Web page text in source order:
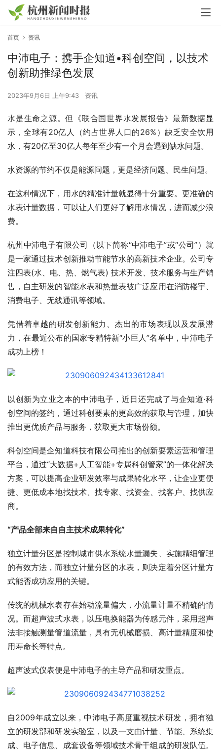
首页 资讯
中沛电子：携手企知道•科创空间，以技术
创新助推绿色发展
2023年9月6日 上午9:43 资讯
水是生命之源。但《联合国世界水发展报告》最新数据显
示，全球有20亿人（约占世界人口的26%）缺乏安全饮用
水，有20亿至30亿人每年至少有一个月会遇到缺水问题。
水资源的节约不仅是能源问题，更是经济问题、民生问题。
在这种情况下，用水的精准计量就显得十分重要。更准确的
水表计量数据，可以让人们更好了解用水情况，进而减少浪
费。
杭州中沛电子有限公司（以下简称“中沛电子”或“公司”）就
是一家通过技术创新推动节能节水的高新技术企业。公司专
注四表(水、电、热、燃气表) 技术开发、技术服务与生产销
售，自主研发的智能水表和热量表被广泛应用在消防楼宇、
消费电子、无线通讯等领域。
凭借着卓越的研发创新能力、杰出的市场表现以及发展潜
力，在最近公布的国家专精特新“小巨人”名单中，中沛电子
成功上榜！
以创新为立业之本的中沛电子，近日还完成了与企知道·科
创空间的签约，通过科创要素的更高效的获取与管理，加快
推出更优质产品与服务，获取更大市场份额。
科创空间是企知道科技有限公司推出的创新要素运营和管理
平台，通过“大数据+人工智能+专属科创管家”的一体化解决
方案，可以提高企业研发效率与成果转化水平，让企业更便
捷、更低成本地找技术、找专家、找资金、找客户、找供应
商。
“产品全部来自自主技术成果转化”
独立计量分区是控制城市供水系统水量漏失、实施精细管理
的有效方法，而独立计量分区的水表，则决定着分区计量方
式能否成功应用的关键。
传统的机械水表存在始动流量偏大，小流量计量不精确的情
况。而超声波式水表，以压电换能器为传感元件，采用超声
法非接触测量管道流量，具有无机械磨损、高计量精度和使
用寿命长等特点。
超声波式仪表便是中沛电子的主导产品和研发重点。
自2009年成立以来，中沛电子高度重视技术研发，拥有独
立的研发部和研发实验室，以及一支由计量、节能、系统集
成、电子信息、成套设备等领域技术骨干组成的研发队伍。